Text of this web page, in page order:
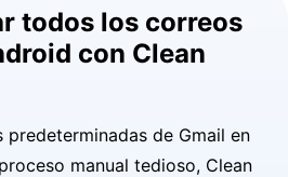
todos los correos
con Clean
predeterminadas de Gmail en
manual tedioso, Clean